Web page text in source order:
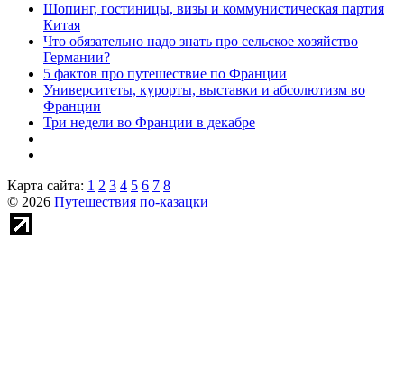
Шопинг, гостиницы, визы и коммунистическая партия
Китая
Что обязательно надо знать про сельское хозяйство
Германии?
5 фактов про путешествие по Франции
Университеты, курорты, выставки и абсолютизм во
Франции
Три недели во Франции в декабре
Карта сайта: 1 2 3 4 5 6 7 8
© 2026 Путешествия по-казацки